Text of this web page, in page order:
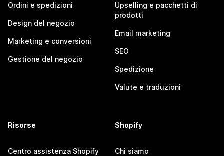
Ordini e spedizioni
Design del negozio
Marketing e conversioni
Gestione del negozio
Upselling e pacchetti di
prodotti
Email marketing
SEO
Spedizione
Valute e traduzioni
Risorse
Centro assistenza Shopify
Shopify
Chi siamo